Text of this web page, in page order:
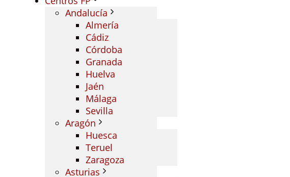
Andalucía
Almería
Cádiz
Córdoba
Granada
Huelva
Jaén
Málaga
Sevilla
Aragón
Huesca
Teruel
Zaragoza
Asturias